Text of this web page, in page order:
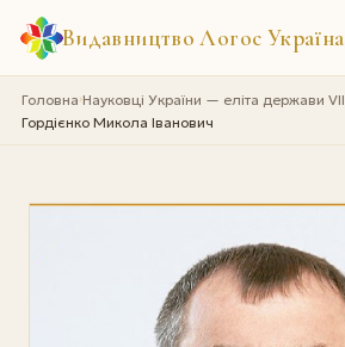
Видавництво Логос Україна
Головна›Науковці України — еліта держави VII
Гордієнко Микола Іванович